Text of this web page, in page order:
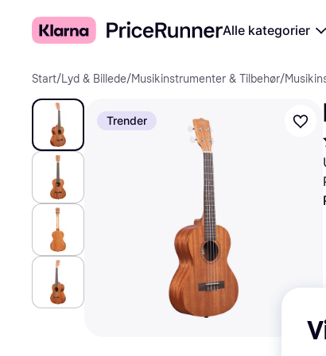
Alle kategorier
Start/Lyd & Billede/Musikinstrumenter & Tilbehør/
Trender